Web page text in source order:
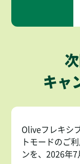
キャ
Oliveフレキシ
トモードのご
ンを、2026年7